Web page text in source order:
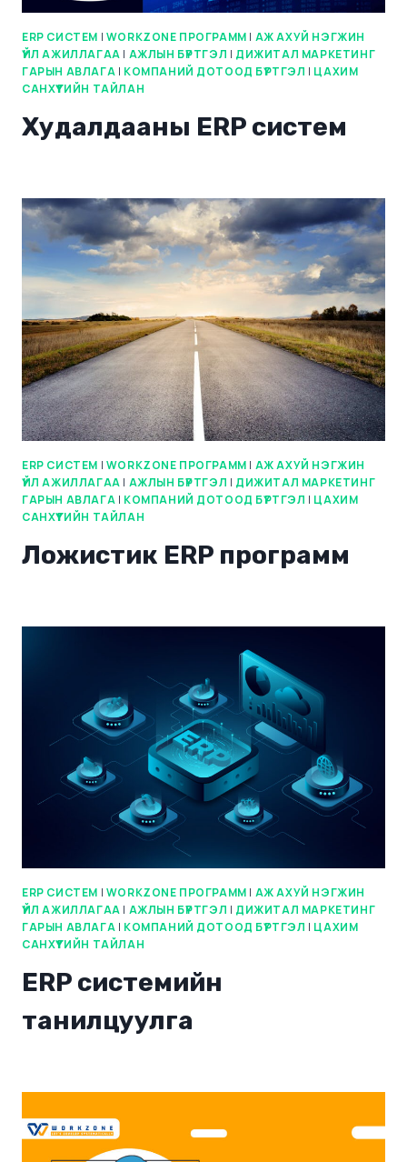
ERP СИСТЕМ | WORKZONE ПРОГРАММ | АЖ АХУЙ НЭГЖИН
ҮЙЛ АЖИЛЛАГАА | АЖЛЫН БҮРТГЭЛ | ДИЖИТАЛ МАРКЕТИНГ
ГАРЫН АВЛАГА | КОМПАНИЙ ДОТООД БҮРТГЭЛ | ЦАХИМ
САНХҮҮГИЙН ТАЙЛАН
Худалдааны ERP систем
ERP СИСТЕМ | WORKZONE ПРОГРАММ | АЖ АХУЙ НЭГЖИН
ҮЙЛ АЖИЛЛАГАА | АЖЛЫН БҮРТГЭЛ | ДИЖИТАЛ МАРКЕТИНГ
ГАРЫН АВЛАГА | КОМПАНИЙ ДОТООД БҮРТГЭЛ | ЦАХИМ
САНХҮҮГИЙН ТАЙЛАН
Ложистик ERP программ
ERP СИСТЕМ | WORKZONE ПРОГРАММ | АЖ АХУЙ НЭГЖИН
ҮЙЛ АЖИЛЛАГАА | АЖЛЫН БҮРТГЭЛ | ДИЖИТАЛ МАРКЕТИНГ
ГАРЫН АВЛАГА | КОМПАНИЙ ДОТООД БҮРТГЭЛ | ЦАХИМ
САНХҮҮГИЙН ТАЙЛАН
ERP системийн
танилцуулга